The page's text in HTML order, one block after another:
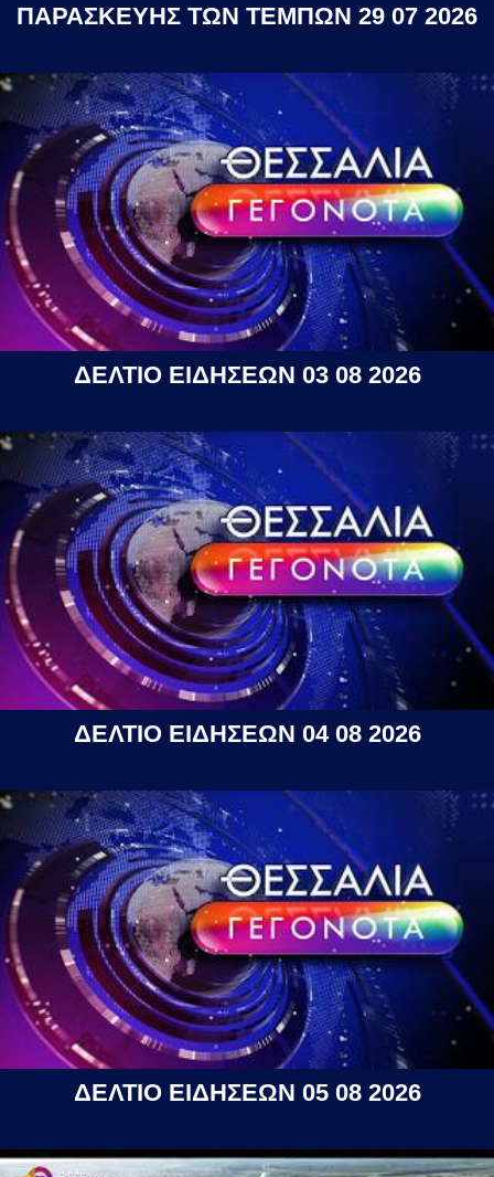
ΠΑΡΑΣΚΕΥΗΣ ΤΩΝ ΤΕΜΠΩΝ 29 07 2026
ΔΕΛΤΙΟ ΕΙΔΗΣΕΩΝ 03 08 2026
ΔΕΛΤΙΟ ΕΙΔΗΣΕΩΝ 04 08 2026
ΔΕΛΤΙΟ ΕΙΔΗΣΕΩΝ 05 08 2026